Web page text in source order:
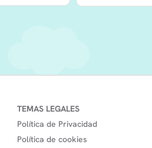
TEMAS LEGALES
Política de Privacidad
Política de cookies